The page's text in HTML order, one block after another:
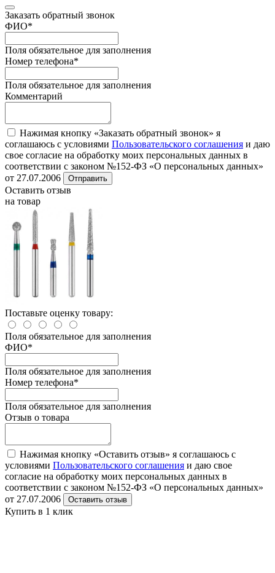
Заказать обратный звонок
ФИО*
Поля обязательное для заполнения
Номер телефона*
Поля обязательное для заполнения
Комментарий
Нажимая кнопку «Заказать обратный звонок» я
соглашаюсь с условиями Пользовательского соглашения и даю
свое согласие на обработку моих персональных данных в
соответствии с законом №152-ФЗ «О персональных данных»
от 27.07.2006
Отправить
Оставить отзыв
на товар
Поставьте оценку товару:
Поля обязательное для заполнения
ФИО*
Поля обязательное для заполнения
Номер телефона*
Поля обязательное для заполнения
Отзыв о товара
Нажимая кнопку «Оставить отзыв» я соглашаюсь с
условиями Пользовательского соглашения и даю свое
согласие на обработку моих персональных данных в
соответствии с законом №152-ФЗ «О персональных данных»
от 27.07.2006
Оставить отзыв
Купить в 1 клик